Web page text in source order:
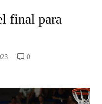
final para
0